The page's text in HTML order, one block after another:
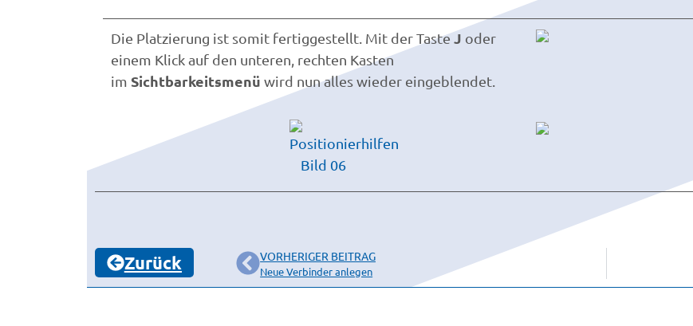
Die Platzierung ist somit fertiggestellt. Mit der TasteJ oder
einem Klick auf den unteren, rechten Kasten
im Sichtbarkeitsmenü wird nun alles wieder eingeblendet.
Zurück VORHERIGER BEITRAG
Neue Verbinder anlegen